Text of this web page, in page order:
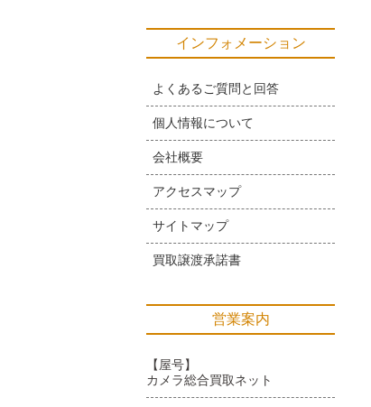
インフォメーション
よくあるご質問と回答
個人情報について
会社概要
アクセスマップ
サイトマップ
買取譲渡承諾書
営業案内
【屋号】
カメラ総合買取ネット